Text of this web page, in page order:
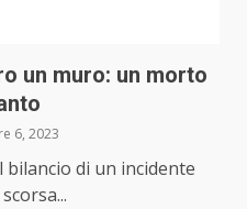
un muro: un morto
6, 2023
bilancio di un incidente